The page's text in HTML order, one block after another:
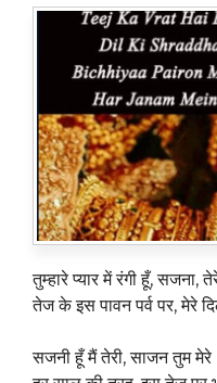
तुम्हारे प्यार में रंगी हूँ, सजना,
तेज के इस पावन पर्व पर, मेरे
सजनी हूँ मैं तेरी, साजन तुम